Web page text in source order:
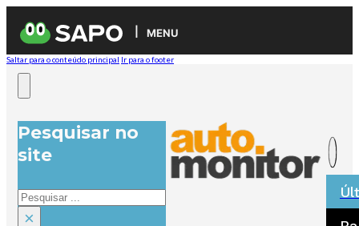
MENU
Saltar para o conteúdo principal Ir para o footer
Pesquisar no
site
Pesquisar
×